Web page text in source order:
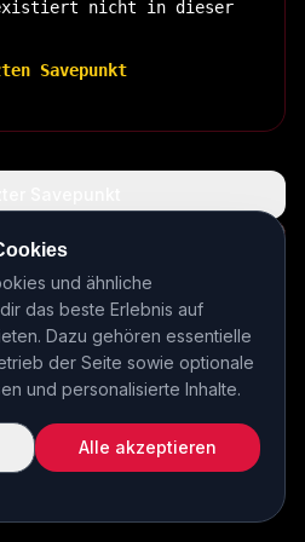
existiert nicht in dieser
Savepunkt
zur Basis
TO CONTINUE...
und ähnliche
das beste Erlebnis auf
Dazu gehören essentielle
der Seite sowie optionale
und personalisierte Inhalte.
Alle akzeptieren